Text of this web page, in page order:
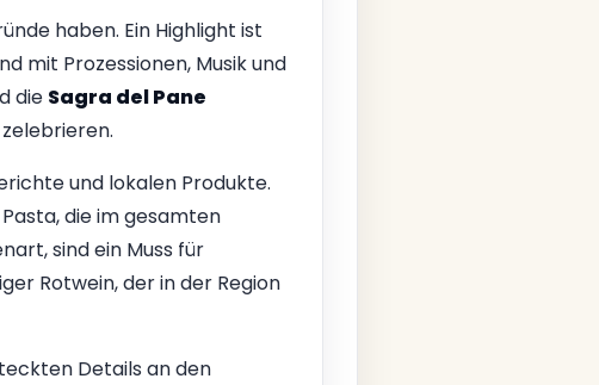
haben. Ein Highlight ist
mit Prozessionen, Musik und
die Sagra del Pane
und lokalen Produkte.
die im gesamten
sind ein Muss für
Rotwein, der in der Region
Details an den